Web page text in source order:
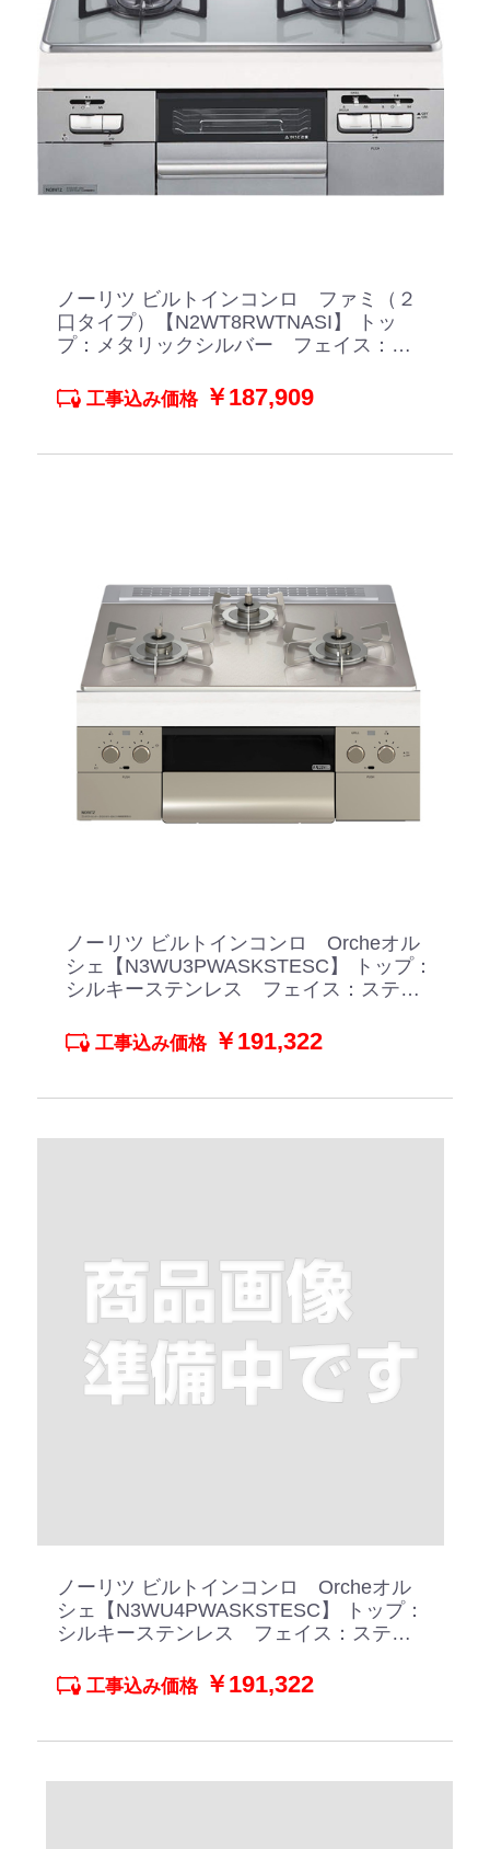
ノーリツ ビルトインコンロ ファミ（２
口タイプ）【N2WT8RWTNASI】 トッ
プ：メタリックシルバー フェイス：ス
シルバーガラス
工事込み価格￥187,909
ノーリツ ビルトインコンロ Orcheオル
シェ【N3WU3PWASKSTESC】 トップ：
シルキーステンレス フェイス：ステン
工事込み価格￥191,322
ノーリツ ビルトインコンロ Orcheオル
シェ【N3WU4PWASKSTESC】 トップ：
シルキーステンレス フェイス：ステン
工事込み価格￥191,322